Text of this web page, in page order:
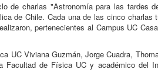
de charlas "Astronomía para las tardes
de Chile. Cada una de las cinco charlas
pertenecientes al Campus UC
UC Viviana Guzmán, Jorge Cuadra,
Facultad de Física UC y académico del